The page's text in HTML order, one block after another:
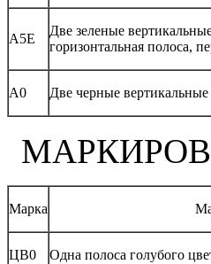
А5Е
Две зеленые
горизонтальная полоса,
А0 Две черные
Марка
ЦВ0 Одна полоса голубого